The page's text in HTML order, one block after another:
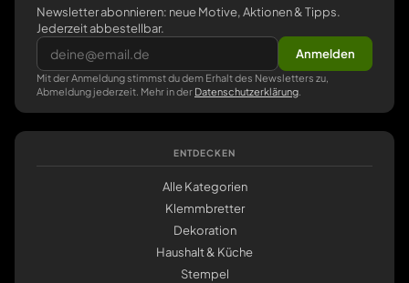
Newsletter abonnieren: neue Motive, Aktionen & Tipps.
Jederzeit abbestellbar.
Anmelden
Mit der Anmeldung stimmst du dem Erhalt des Newsletters zu,
Abmeldung jederzeit. Mehr in der Datenschutzerklärung
ENTDECKEN
Alle Kategorien
Klemmbretter
Dekoration
Haushalt & Küche
Stempel